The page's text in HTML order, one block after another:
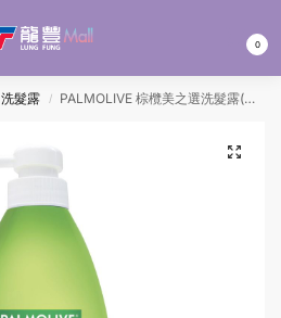
0
洗髮露 / PALMOLIVE 棕欖美之選洗髮露(中 – 健康順滑) 620ML